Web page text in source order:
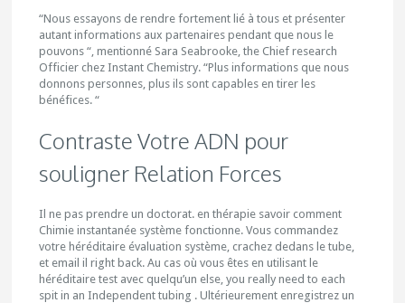
“Nous essayons de rendre fortement lié à tous et présenter
autant informations aux partenaires pendant que nous le
pouvons “, mentionné Sara Seabrooke, the Chief research
Officier chez Instant Chemistry. “Plus informations que nous
donnons personnes, plus ils sont capables en tirer les
bénéfices. “
Contraste Votre ADN pour
souligner Relation Forces
Il ne pas prendre un doctorat. en thérapie savoir comment
Chimie instantanée système fonctionne. Vous commandez
votre héréditaire évaluation système, crachez dedans le tube,
et email il right back. Au cas où vous êtes en utilisant le
héréditaire test avec quelqu’un else, you really need to each
spit in an Independent tubing . Ultérieurement enregistrez un